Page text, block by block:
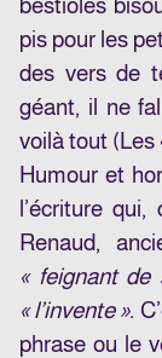
bestioles
pis pour les
des vers de
géant, il ne
voilà tout (Les
Humour et
l’écriture
Renaud,
« feignant de
« l’invente ».
phrase ou le